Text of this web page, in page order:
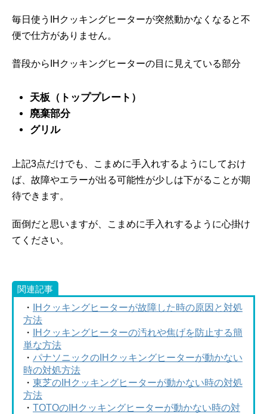
毎日使うIHクッキングヒーターが突然動かなくなると不
便で仕方がありません。
普段からIHクッキングヒーターの目に見えている部分
天板（トッププレート）
廃棄部分
グリル
上記3点だけでも、こまめに手入れするようにしておけ
ば、故障やエラーが出る可能性が少しは下がることが期
待できます。
面倒だと思いますが、こまめに手入れするように心掛け
てください。
関連記事
・
IHクッキングヒーターが故障した時の原因と対処
方法
・
IHクッキングヒーターの汚れや焦げを防止する簡
単な方法
・ パナソニックのIHクッキングヒーターが動かない
時の対処方法
・ 東芝のIHクッキングヒーターが動かない時の対処
方法
・ TOTOのIHクッキングヒーターが動かない時の対